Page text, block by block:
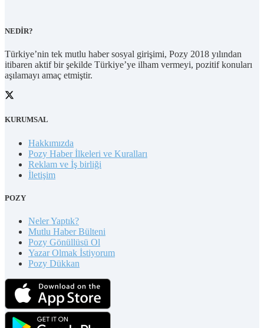
NEDİR?
Türkiye’nin tek mutlu haber sosyal girişimi, Pozy 2018 yılından
itibaren aktif bir şekilde Türkiye’ye ilham vermeyi, pozitif konuları
aşılamayı amaç etmiştir.
KURUMSAL
Hakkımızda
Pozy Haber İlkeleri ve Kuralları
Reklam ve İş birliği
İletişim
POZY
Neler Yaptık?
Mutlu Haber Bülteni
Pozy Gönüllüsü Ol
Yazar Olmak İstiyorum
Pozy Dükkan